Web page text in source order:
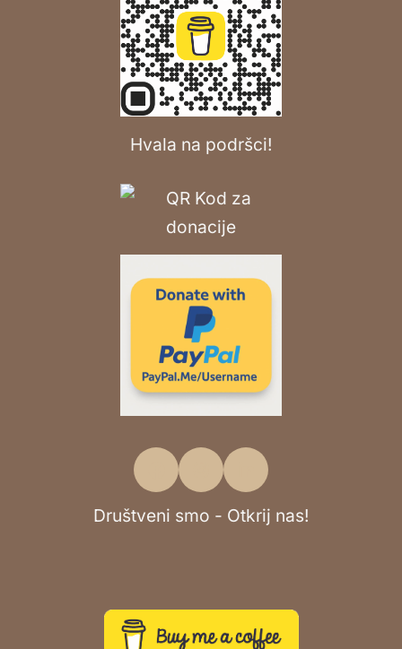
Hvala na podršci!
Društveni smo - Otkrij nas!